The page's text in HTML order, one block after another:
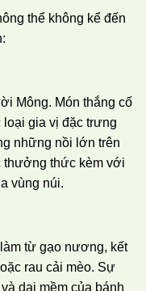
thể không kể đến
Mông. Món thắng cố
gia vị đặc trưng
những nồi lớn trên
thưởng thức kèm với
vùng núi.
từ gạo nương, kết
rau cải mèo. Sự
dai mềm của bánh